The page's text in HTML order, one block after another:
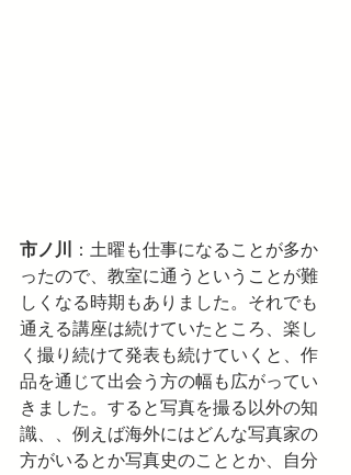
市ノ川
：土曜も仕事になることが多か
ったので、教室に通うということが難
しくなる時期もありました。それでも
通える講座は続けていたところ、楽し
く撮り続けて発表も続けていくと、作
品を通じて出会う方の幅も広がってい
きました。すると写真を撮る以外の知
識、、例えば海外にはどんな写真家の
方がいるとか写真史のこととか、自分